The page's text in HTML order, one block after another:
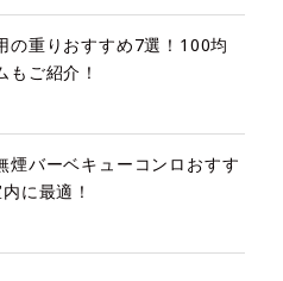
の重りおすすめ7選！100均
もご紹介！
煙バーベキューコンロおすす
に最適！